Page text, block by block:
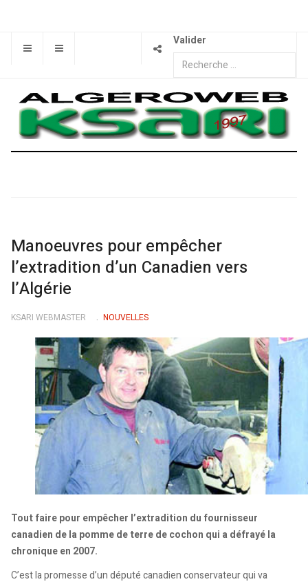
Valider
Manoeuvres pour empêcher
l’extradition d’un Canadien vers
l’Algérie
KSARI WEBMASTER NOUVELLES
Tout faire pour empêcher l’extradition du fournisseur
canadien de la pomme de terre de cochon qui a défrayé la
chronique en 2007.
C’est la promesse d’un député canadien conservateur qui va